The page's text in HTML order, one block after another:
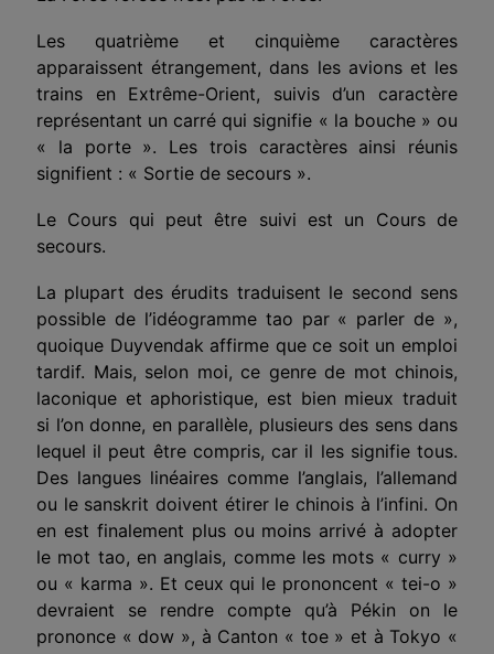
Les quatrième et cinquième caractères
apparaissent étrangement, dans les avions et les
trains en Extrême-Orient, suivis d’un caractère
représentant un carré qui signifie « la bouche » ou
« la porte ». Les trois caractères ainsi réunis
signifient : « Sortie de secours ».
Le Cours qui peut être suivi est un Cours de
secours.
La plupart des érudits traduisent le second sens
possible de l’idéogramme tao par « parler de »,
quoique Duyvendak affirme que ce soit un emploi
tardif. Mais, selon moi, ce genre de mot chinois,
laconique et aphoristique, est bien mieux traduit
si l’on donne, en parallèle, plusieurs des sens dans
lequel il peut être compris, car il les signifie tous.
Des langues linéaires comme l’anglais, l’allemand
ou le sanskrit doivent étirer le chinois à l’infini. On
en est finalement plus ou moins arrivé à adopter
le mot tao, en anglais, comme les mots « curry »
ou « karma ». Et ceux qui le prononcent « tei-o »
devraient se rendre compte qu’à Pékin on le
prononce « dow », à Canton « toe » et à Tokyo «